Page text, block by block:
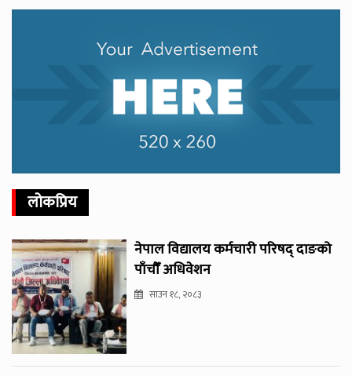
लोकप्रिय
नेपाल विद्यालय कर्मचारी परिषद् दाङको
पाँचौँ अधिवेशन
साउन १८, २०८३